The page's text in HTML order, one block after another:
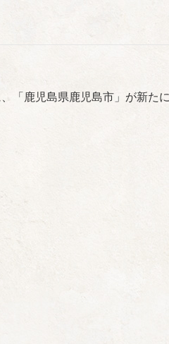
「鹿児島県鹿児島市」が新た